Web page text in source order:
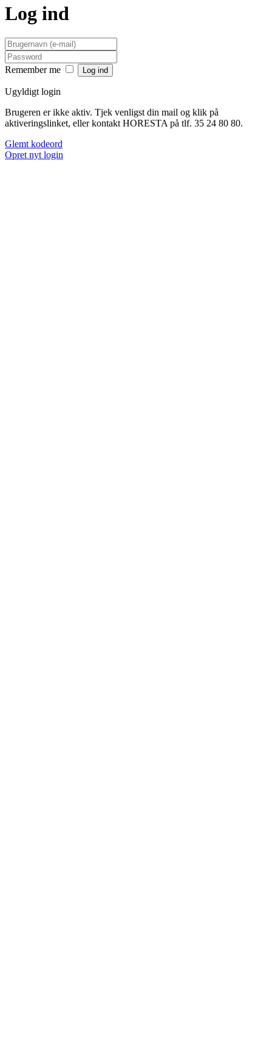
Log ind
Remember me
Ugyldigt login
Brugeren er ikke aktiv. Tjek venligst din mail og klik på
aktiveringslinket, eller kontakt HORESTA på tlf. 35 24 80 80.
Glemt kodeord
Opret nyt login